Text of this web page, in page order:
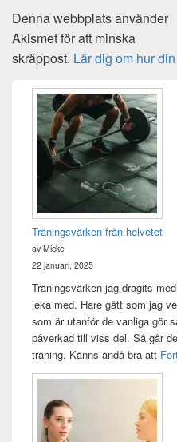
Denna webbplats använder
Akismet för att minska
skräppost. Lär dig om hur
Primära
sidofältet
Widget
område
Träningsvärken från helvetet
av Micke
22 januari, 2025
Träningsvärken jag dragits
leka med. Hare gått som jag
som är utanför de vanliga gör
påverkad till viss del. Så går
träning. Känns ändå bra att